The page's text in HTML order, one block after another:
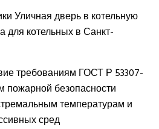
Уличная дверь в котельную
для котельных в Санкт-
требованиям ГОСТ Р 53307-
пожарной безопасности
температурам и
сред